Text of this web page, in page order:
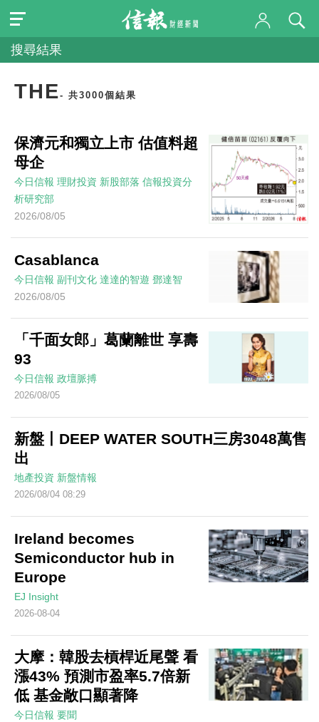
搜尋結果
THE- 共3000個結果
保濟元和獨立上市 估值料超
母企
今日信報 理財投資 新股部落 信報投資分
析研究部
2026/08/05
Casablanca
今日信報 副刊文化 達達的智遊 鄧達智
2026/08/05
「千面女郎」葛蘭離世 享壽
93
今日信報 政壇脈搏
2026/08/05
新盤丨DEEP WATER SOUTH三房3048萬售
出
地產投資 新盤情報
2026/08/04 08:29
Ireland becomes
Semiconductor hub in
Europe
EJ Insight
2026-08-04
大摩：韓股去槓桿近尾聲 看
漲43% 預測市盈率5.7倍新
低 基金敞口顯著降
今日信報 要聞